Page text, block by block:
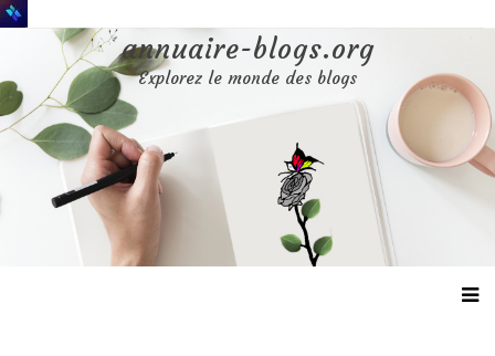
Aller
au
annuaire-blogs.org
Explorez le monde des blogs